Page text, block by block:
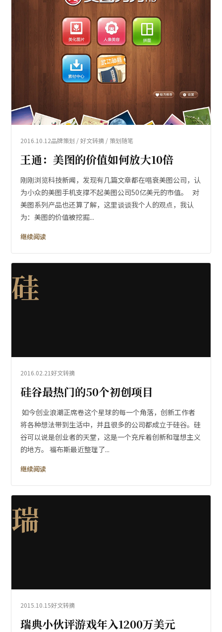
2016.10.12品牌策划 / 好文转摘 / 策划随笔
王通：美图的价值如何放大10倍
刚刚浏览科技新闻，发现有几篇文章都在唱衰美图公司，认
为小众的美图手机支撑不起美图公司50亿美元的市值。 对
美图系列产品也还算了解，这里谈谈我个人的观点，我认
为：美图的价值被挖掘...
继续阅读
硅
2016.02.21好文转摘
硅谷最热门的50个初创项目
如今创业浪潮正席卷这个星球的每一个角落，创新工作者
将各种想法带到生活中，并且很多的公司都成立于硅谷。硅
谷可以说是创业者的天堂，这是一个充斥着创新和理想主义
的地方。 福布斯最近整理了...
继续阅读
瑞
2015.10.15好文转摘
瑞典小伙评游戏年入1200万美元